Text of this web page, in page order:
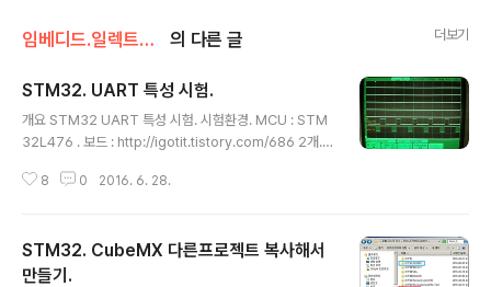
임베디드.일렉트로닉스/STM32 의 다른 글 더보기
STM32. UART 특성 시험.
개요 STM32 UART 특성 시험. 시험환경. MCU : STM
32L476 . 보드 : http://igotit.tistory.com/686 2개.s
10Mbps. - stop bit 1bit, data bit 8bit, parity no. S
8 0 2016. 6. 28.
STM32. CubeMX 다른프로젝트 복사해서
만들기.